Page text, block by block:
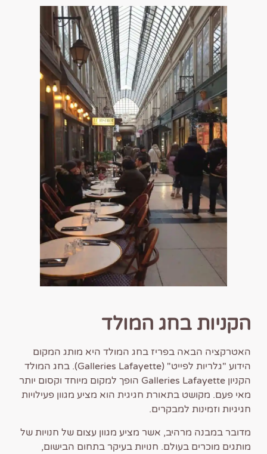
הקניות בחג המולד
האטרקציה הבאה בפריז בחג המולד היא מותג המקום
הידוע "גלריות לפייט" (Galleries Lafayette). בחג המולד
הקניון Galleries Lafayette הופך למקום מיוחד וקסום יותר
מאי פעם. מקושט בתאורת חגיגית הוא מציע מגוון פעילויות
חגיגיות וזמינות למבקרים.
מדובר במבנה מרהיב, אשר מציע מגוון עצום של חנויות של
מותגים מוכרים בעולם. חנויות בעיקר בתחום הבישום,